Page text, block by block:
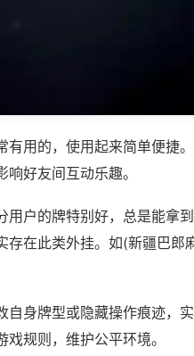
用的，使用起来简单便捷
好友间互动乐趣。
户的牌特别好，总是能拿
存在此类外挂。如(新疆巴郎
身牌型或隐藏操作痕迹，
规则，维护公平环境。